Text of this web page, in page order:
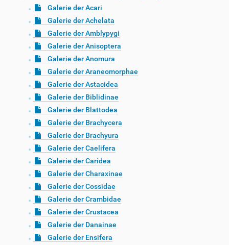
Galerie der Acari
Galerie der Achelata
Galerie der Amblypygi
Galerie der Anisoptera
Galerie der Anomura
Galerie der Araneomorphae
Galerie der Astacidea
Galerie der Biblidinae
Galerie der Blattodea
Galerie der Brachycera
Galerie der Brachyura
Galerie der Caelifera
Galerie der Caridea
Galerie der Charaxinae
Galerie der Cossidae
Galerie der Crambidae
Galerie der Crustacea
Galerie der Danainae
Galerie der Ensifera